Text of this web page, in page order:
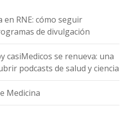
en RNE: cómo seguir
de divulgación
casiMedicos se renueva: una
podcasts de salud y ciencia
Medicina